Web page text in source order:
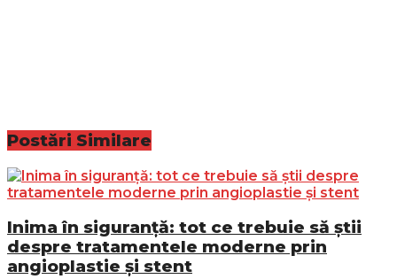
Postări Similare
Inima în siguranță: tot ce trebuie să știi
despre tratamentele moderne prin
angioplastie și stent